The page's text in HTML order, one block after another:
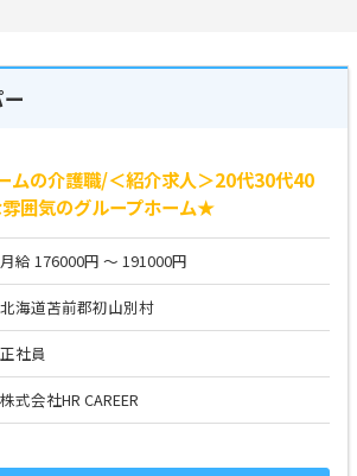
ムの介護職/＜紹介求人＞20代30代40
囲気のグループホーム★
月給 176000円 ～ 191000円
北海道苫前郡初山別村
正社員
株式会社HR CAREER